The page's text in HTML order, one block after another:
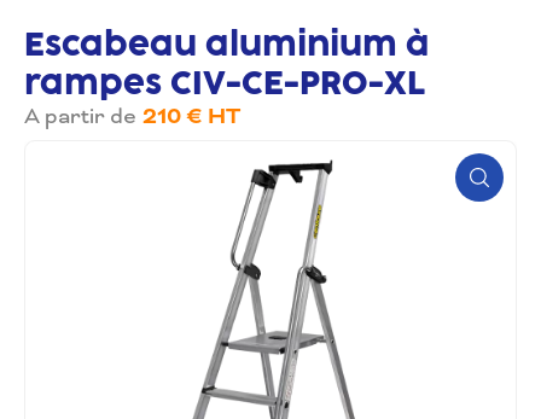
Escabeau aluminium à
rampes CIV-CE-PRO-XL
A partir de 210 € HT
Zoom